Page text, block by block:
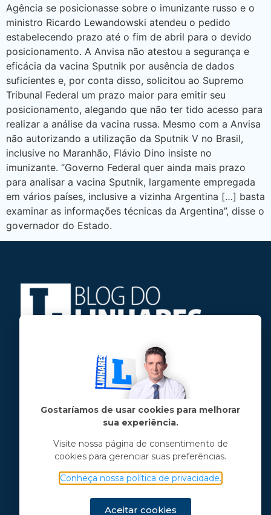
Agência se posicionasse sobre o imunizante russo e o
ministro Ricardo Lewandowski atendeu o pedido
estabelecendo prazo até o fim de abril para o devido
posicionamento. A Anvisa não atestou a segurança e
eficácia da vacina Sputnik por ausência de dados
suficientes e, por conta disso, solicitou ao Supremo
Tribunal Federal um prazo maior para emitir seu
posicionamento, alegando que não ter tido acesso para
realizar a análise da vacina russa. Mesmo com a Anvisa
não autorizando a utilização da Sputnik V no Brasil,
inclusive no Maranhão, Flávio Dino insiste no
imunizante. “Governo Federal quer ainda mais prazo
para analisar a vacina Sputnik, largamente empregada
em vários países, inclusive a vizinha Argentina […] basta
examinar as informações técnicas da Argentina”, disse o
governador do Estado.
Jose Linhares Jr é maranhense.
Formado em Jornalismo, estudou filosofia
e tem pós-graduações em ciência política
e marketing político.
Menu principal
Notícias
Opinião
Chama o Linhares
Gostaríamos de usar cookies para melhorar
sua experiência.
Visite nossa página de consentimento de
cookies para gerenciar suas preferências.
Conheça nossa política de privacidade.
Aceitar cookies